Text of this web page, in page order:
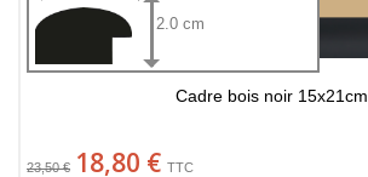
2.0 cm
Cadre bois noir 15x21cm
23,50 € 18,80 € TTC